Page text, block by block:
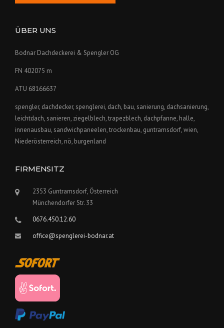
ÜBER UNS
Bodnar Dachdeckerei & Spengler OG
FN 402075 m
ATU 68166637
spengler, dachdecker, spenglerei, dach, bau, sanierung, dachsanierung,
leichtdach, sanieren, ziegelblech, trapezblech, dachpfanne, halle,
innenausbau, sandwichpaneelen, trockenbau, guntramsdorf, wien,
Niederösterreich, nö, burgenland
FIRMENSITZ
2353 Guntramsdorf, Österreich
Münchendorfer Str. 33
0676.450.12.60
office@spenglerei-bodnar.at